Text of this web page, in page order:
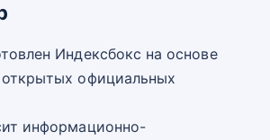
Индексбокс на основе
официальных
информационно-